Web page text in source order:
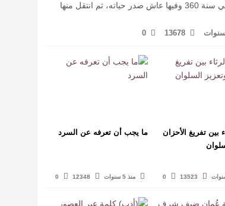
بمكة حوالي سنة 360 وفيها عاش صدر حياته، ثم انتقل منها
13678
0
بين تفريغ الأحزان
13523
0
ما يجب أن تعرفه عن السرد
منذ 5 سنوات 12348
0